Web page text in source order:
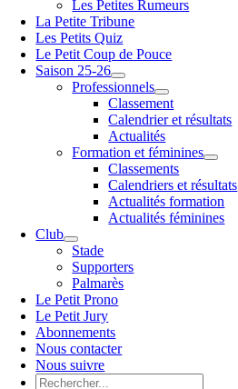
Les Petites Rumeurs
La Petite Tribune
Les Petits Quiz
Le Petit Coup de Pouce
Saison 25-26
Professionnels
Classement
Calendrier et résultats
Actualités
Formation et féminines
Classements
Calendriers et résultats
Actualités formation
Actualités féminines
Club
Stade
Supporters
Palmarès
Le Petit Prono
Le Petit Jury
Abonnements
Nous contacter
Nous suivre
Rechercher: